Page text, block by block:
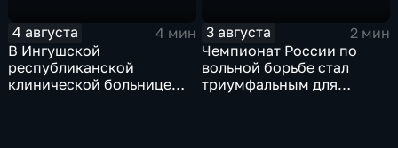
4 августа
4 мин
В Ингушской
республиканской
клинической больнице
3 августа
2 мин
Чемпионат России по
вольной борьбе стал
триумфальным для